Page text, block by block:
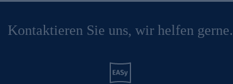
Kontaktieren Sie uns, wir helfen gerne.